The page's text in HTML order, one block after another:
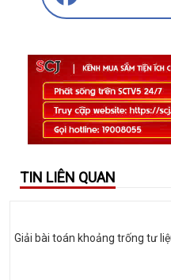
TIN LIÊN QUAN
Giải bài toán khoảng trống tư